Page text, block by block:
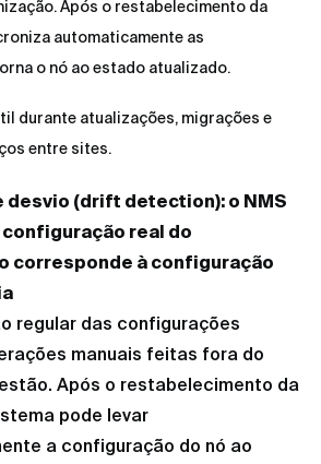
Após o restabelecimento da
automaticamente as
o nó ao estado atualizado.
durante atualizações, migrações e
entre sites.
desvio (drift detection): o NMS
real do
corresponde à configuração
regular das configurações
manuais feitas fora do
Após o restabelecimento da
pode levar
a configuração do nó ao